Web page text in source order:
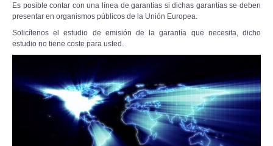
Es posible contar con una línea de garantías si dichas garantías se deben
presentar en organismos públicos de la Unión Europea.
Solicítenos el estudio de emisión de la garantía que necesita, dicho
estudio no tiene coste para usted.